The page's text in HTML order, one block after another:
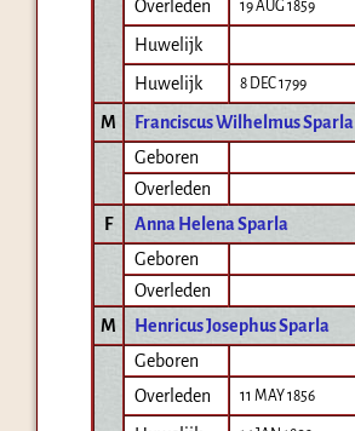
Overleden
19 AUG 1859
Huwelijk
Huwelijk
8 DEC 1799
M
Franciscus Wilhelmus Sparla
Geboren
Overleden
F
Anna Helena Sparla
Geboren
Overleden
M
Henricus Josephus Sparla
Geboren
Overleden
11 MAY 1856